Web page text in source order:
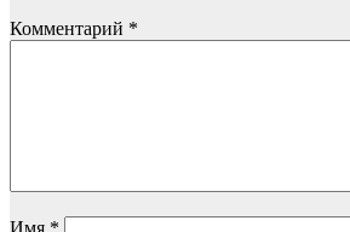
Комментарий *
Имя *